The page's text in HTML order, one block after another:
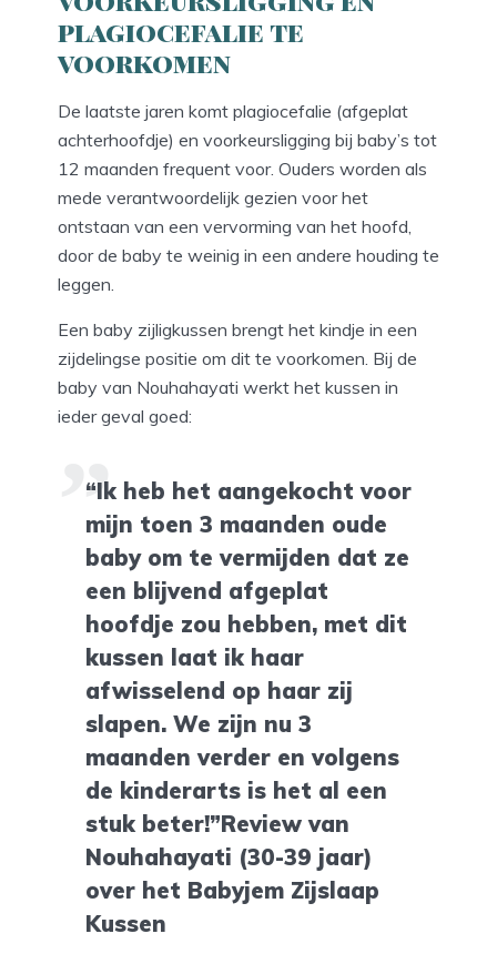
plagiocefalie te
voorkomen
De laatste jaren komt plagiocefalie (afgeplat
achterhoofdje) en voorkeursligging bij baby’s tot
12 maanden frequent voor. Ouders worden als
mede verantwoordelijk gezien voor het
ontstaan van een vervorming van het hoofd,
door de baby te weinig in een andere houding te
leggen.
Een baby zijligkussen brengt het kindje in een
zijdelingse positie om dit te voorkomen. Bij de
baby van Nouhahayati werkt het kussen in
ieder geval goed:
“Ik heb het aangekocht voor
mijn toen 3 maanden oude
baby om te vermijden dat ze
een blijvend afgeplat
hoofdje zou hebben, met dit
kussen laat ik haar
afwisselend op haar zij
slapen. We zijn nu 3
maanden verder en volgens
de kinderarts is het al een
stuk beter!”Review van
Nouhahayati (30-39 jaar)
over het Babyjem Zijslaap
Kussen